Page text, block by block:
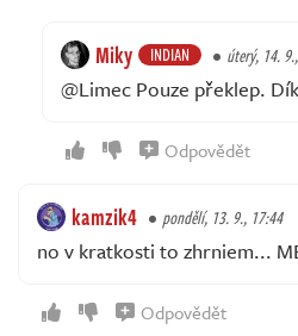
Miky INDIAN úterý, 14.
@Limec Pouze překlep.
Odpovědět
kamzik4 pondělí, 13. 9., 17:44
no v kratkosti to zhrniem...
Odpovědět